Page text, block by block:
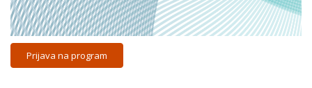
Prijava na program